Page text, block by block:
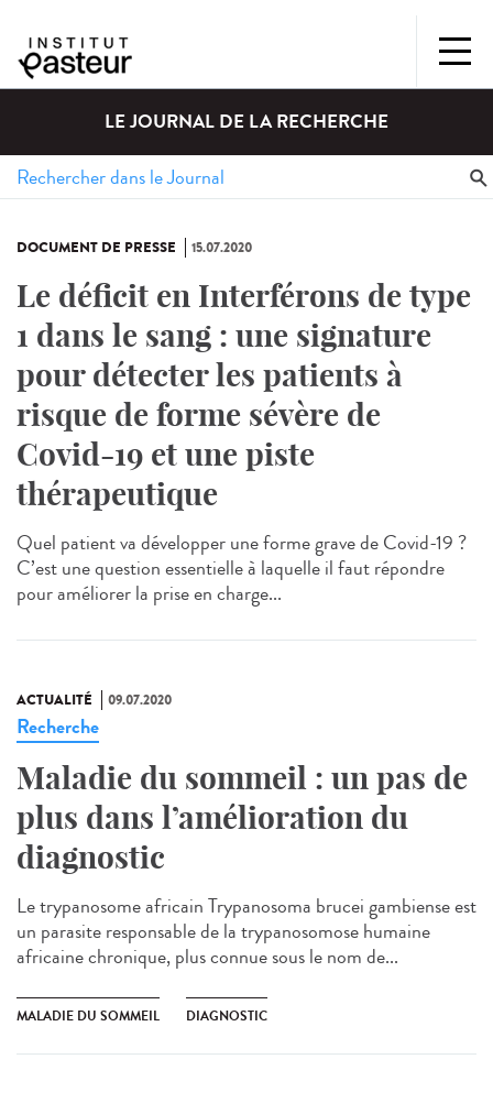
LE JOURNAL DE LA RECHERCHE
DOCUMENT DE PRESSE 15.07.2020
Le déficit en Interférons de type
1 dans le sang : une signature
pour détecter les patients à
risque de forme sévère de
Covid-19 et une piste
thérapeutique
Quel patient va développer une forme grave de Covid-19 ?
C’est une question essentielle à laquelle il faut répondre
pour améliorer la prise en charge...
ACTUALITÉ 09.07.2020
Recherche
Maladie du sommeil : un pas de
plus dans l’amélioration du
diagnostic
Le trypanosome africain Trypanosoma brucei gambiense est
un parasite responsable de la trypanosomose humaine
africaine chronique, plus connue sous le nom de...
MALADIE DU SOMMEIL DIAGNOSTIC